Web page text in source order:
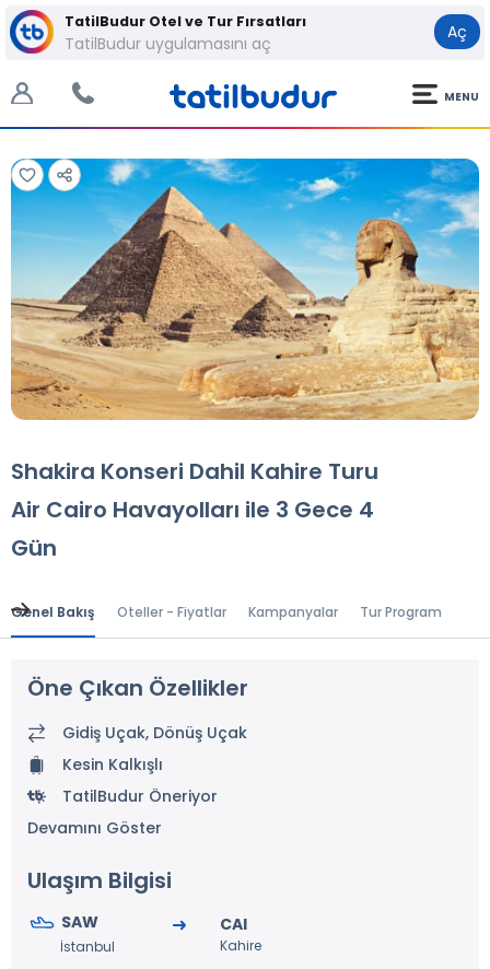
TatilBudur Otel ve Tur Fırsatları
TatilBudur uygulamasını aç
Aç
MENU
Tüm Fotoğraflar
Shakira Konseri Dahil Kahire Turu
Air Cairo Havayolları ile 3 Gece 4
Gün
Genel Bakış Oteller - Fiyatlar Kampanyalar Tur Programı
Öne Çıkan Özellikler
Gidiş Uçak, Dönüş Uçak
Kesin Kalkışlı
TatilBudur Öneriyor
Devamını Göster
Ulaşım Bilgisi
SAW
İstanbul
CAI
Kahire